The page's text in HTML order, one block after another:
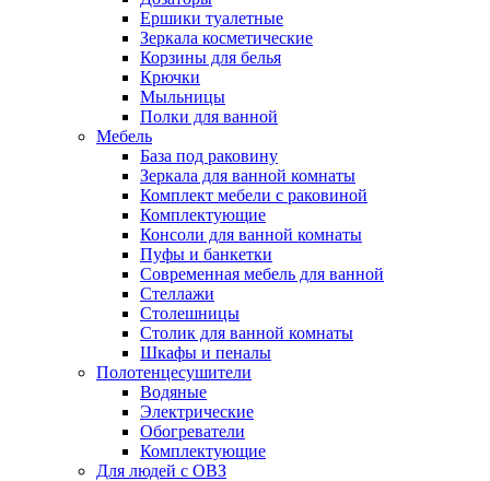
Ершики туалетные
Зеркала косметические
Корзины для белья
Крючки
Мыльницы
Полки для ванной
Мебель
База под раковину
Зеркала для ванной комнаты
Комплект мебели с раковиной
Комплектующие
Консоли для ванной комнаты
Пуфы и банкетки
Современная мебель для ванной
Стеллажи
Столешницы
Столик для ванной комнаты
Шкафы и пеналы
Полотенцесушители
Водяные
Электрические
Обогреватели
Комплектующие
Для людей с ОВЗ